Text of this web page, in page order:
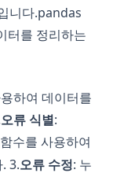
니다.pandas
터를 정리하는
하여 데이터를
오류 식별:
수를 사용하여
3.오류 수정: 누